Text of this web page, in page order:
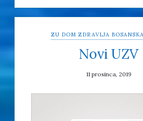
ZU DOM ZDRAVLJA
Novi UZV
11 prosinca, 2019